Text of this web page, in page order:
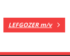
LEFGOZER m/v